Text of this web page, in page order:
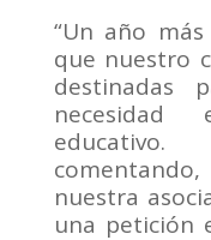
“Un año
que nuestro
destinadas
necesidad
nuestra
una petición